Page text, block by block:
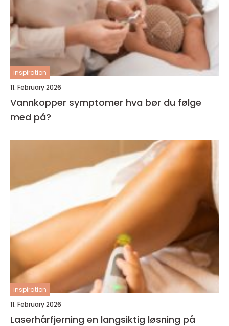
inspiration
11. February 2026
Vannkopper symptomer hva bør du følge
med på?
inspiration
11. February 2026
Laserhårfjerning en langsiktig løsning på